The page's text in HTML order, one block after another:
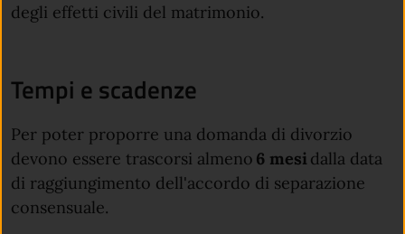
degli effetti civili del matrimonio.
Tempi e scadenze
Per poter proporre una domanda di divorzio
devono essere trascorsi almeno 6 mesi dalla data
di raggiungimento dell'accordo di separazione
consensuale.